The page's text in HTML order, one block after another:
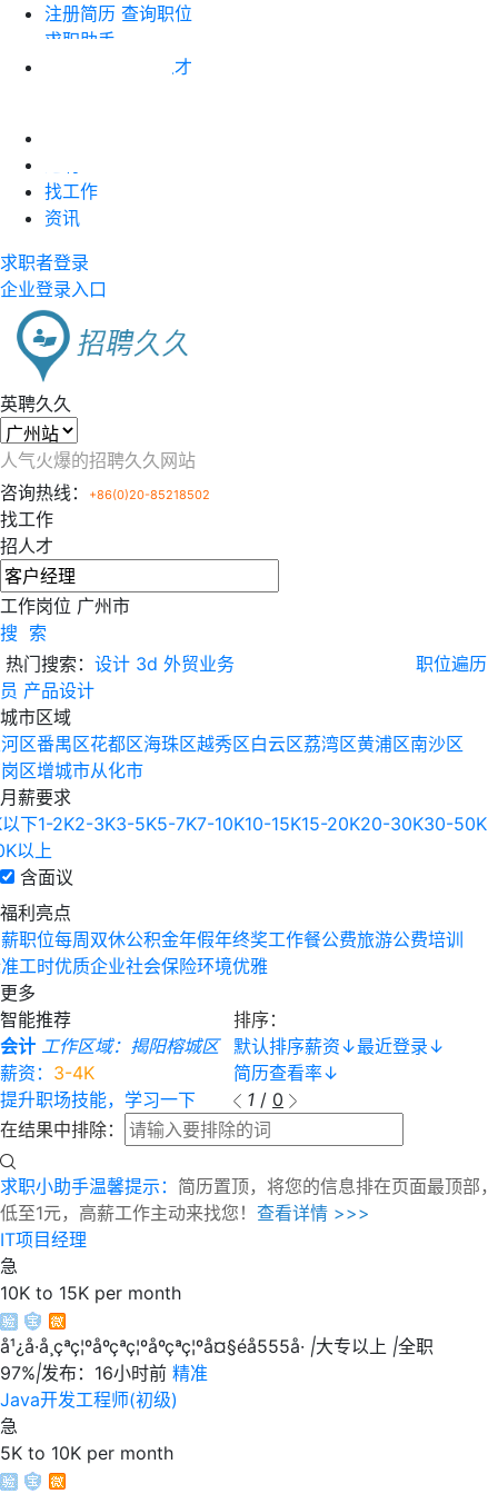
注册简历 查询职位
求职助手
搜索人才
找工作
资讯
求职者登录
企业登录入口
英聘久久
人气火爆的招聘久久网站
咨询热线：
+86(0)20-85218502
找工作
招人才
工作岗位 广州市
搜 索
热门搜索： 设计 3d 外贸业务
员 产品设计
职位遍历
城市区域
区番禺区花都区海珠区越秀区白云区荔湾区黄浦区南沙区
区增城市从化市
月薪要求
以下1-2K2-3K3-5K5-7K7-10K10-15K15-20K20-30K30-50K
以上
含面议
福利亮点
职位每周双休公积金年假年终奖工作餐公费旅游公费培训
工时优质企业社会保险环境优雅
更多
智能推荐
会计 工作区域：揭阳榕城区
薪资： 3-4K
提升职场技能，学习一下
排序：
默认排序薪资↓最近登录↓
简历查看率↓
1 / 0
在结果中排除：
求职小助手温馨提示： 简历置顶，将您的信息排在页面最顶部，
低至1元，高薪工作主动来找您！ 查看详情 >>>
IT项目经理
急
10K to 15K per month
å¹¿å·å¸çªç¦ºåºçªç¦ºåºçªç¦ºå¤§éå555å· |大专以上 |全职
97%|发布：16小时前 精准
Java开发工程师(初级)
急
5K to 10K per month